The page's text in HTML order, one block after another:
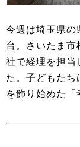
今週は埼玉県の
台。さいたま市
社で経理を担当
た。子どもたち
を飾り始めた「